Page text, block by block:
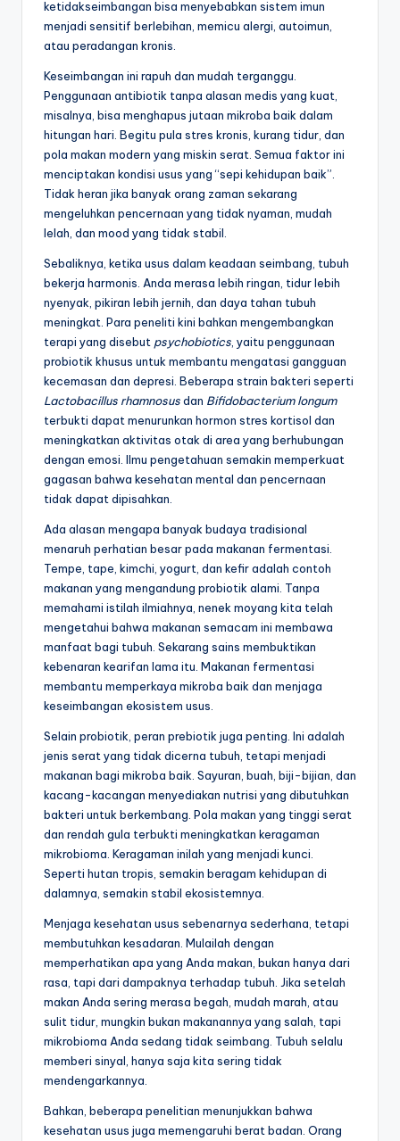
ketidakseimbangan bisa menyebabkan sistem imun
menjadi sensitif berlebihan, memicu alergi, autoimun,
atau peradangan kronis.
Keseimbangan ini rapuh dan mudah terganggu.
Penggunaan antibiotik tanpa alasan medis yang kuat,
misalnya, bisa menghapus jutaan mikroba baik dalam
hitungan hari. Begitu pula stres kronis, kurang tidur, dan
pola makan modern yang miskin serat. Semua faktor ini
menciptakan kondisi usus yang “sepi kehidupan baik”.
Tidak heran jika banyak orang zaman sekarang
mengeluhkan pencernaan yang tidak nyaman, mudah
lelah, dan mood yang tidak stabil.
Sebaliknya, ketika usus dalam keadaan seimbang, tubuh
bekerja harmonis. Anda merasa lebih ringan, tidur lebih
nyenyak, pikiran lebih jernih, dan daya tahan tubuh
meningkat. Para peneliti kini bahkan mengembangkan
terapi yang disebut psychobiotics , yaitu penggunaan
probiotik khusus untuk membantu mengatasi gangguan
kecemasan dan depresi. Beberapa strain bakteri seperti
Lactobacillus rhamnosusdan Bifidobacterium longum
terbukti dapat menurunkan hormon stres kortisol dan
meningkatkan aktivitas otak di area yang berhubungan
dengan emosi. Ilmu pengetahuan semakin memperkuat
gagasan bahwa kesehatan mental dan pencernaan
tidak dapat dipisahkan.
Ada alasan mengapa banyak budaya tradisional
menaruh perhatian besar pada makanan fermentasi.
Tempe, tape, kimchi, yogurt, dan kefir adalah contoh
makanan yang mengandung probiotik alami. Tanpa
memahami istilah ilmiahnya, nenek moyang kita telah
mengetahui bahwa makanan semacam ini membawa
manfaat bagi tubuh. Sekarang sains membuktikan
kebenaran kearifan lama itu. Makanan fermentasi
membantu memperkaya mikroba baik dan menjaga
keseimbangan ekosistem usus.
Selain probiotik, peran prebiotik juga penting. Ini adalah
jenis serat yang tidak dicerna tubuh, tetapi menjadi
makanan bagi mikroba baik. Sayuran, buah, biji-bijian, dan
kacang-kacangan menyediakan nutrisi yang dibutuhkan
bakteri untuk berkembang. Pola makan yang tinggi serat
dan rendah gula terbukti meningkatkan keragaman
mikrobioma. Keragaman inilah yang menjadi kunci.
Seperti hutan tropis, semakin beragam kehidupan di
dalamnya, semakin stabil ekosistemnya.
Menjaga kesehatan usus sebenarnya sederhana, tetapi
membutuhkan kesadaran. Mulailah dengan
memperhatikan apa yang Anda makan, bukan hanya dari
rasa, tapi dari dampaknya terhadap tubuh. Jika setelah
makan Anda sering merasa begah, mudah marah, atau
sulit tidur, mungkin bukan makanannya yang salah, tapi
mikrobioma Anda sedang tidak seimbang. Tubuh selalu
memberi sinyal, hanya saja kita sering tidak
mendengarkannya.
Bahkan, beberapa penelitian menunjukkan bahwa
kesehatan usus juga memengaruhi berat badan. Orang